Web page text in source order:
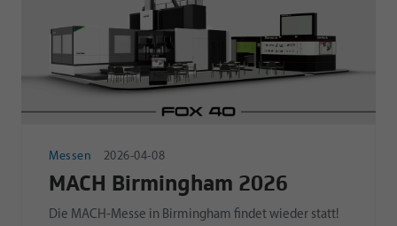
Messen 2026-04-08
MACH Birmingham 2026
Die MACH-Messe in Birmingham findet wieder statt!